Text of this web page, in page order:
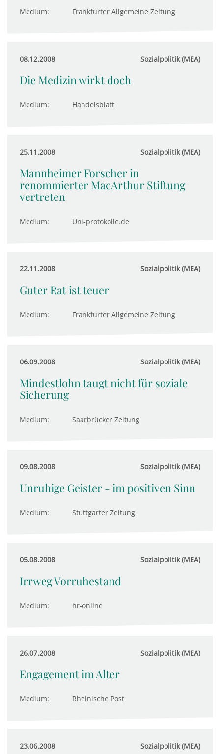
Medium: Frankfurter Allgemeine Zeitung
08.12.2008 Sozialpolitik (MEA)
Die Medizin wirkt doch
Medium: Handelsblatt
25.11.2008 Sozialpolitik (MEA)
Mannheimer Forscher in
renommierter MacArthur Stiftung
vertreten
Medium: Uni-protokolle.de
22.11.2008 Sozialpolitik (MEA)
Guter Rat ist teuer
Medium: Frankfurter Allgemeine Zeitung
06.09.2008 Sozialpolitik (MEA)
Mindestlohn taugt nicht für soziale
Sicherung
Medium: Saarbrücker Zeitung
09.08.2008 Sozialpolitik (MEA)
Unruhige Geister - im positiven Sinn
Medium: Stuttgarter Zeitung
05.08.2008 Sozialpolitik (MEA)
Irrweg Vorruhestand
Medium: hr-online
26.07.2008 Sozialpolitik (MEA)
Engagement im Alter
Medium: Rheinische Post
23.06.2008 Sozialpolitik (MEA)